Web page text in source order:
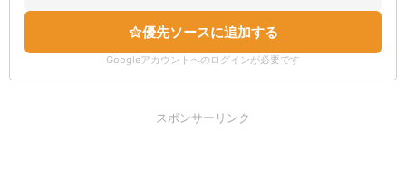
優先ソースに追加する
Googleアカウントへのログインが必要です
スポンサーリンク